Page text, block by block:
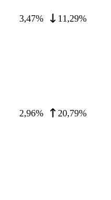
3,47% 11,29%
2,96% 20,79%